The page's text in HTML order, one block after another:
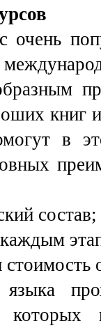
очень
книг
в
состав;
каждым
стоимость
языка